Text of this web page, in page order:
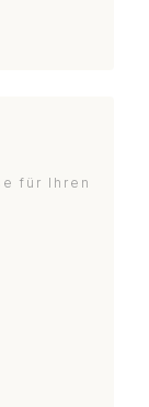
für Ihren